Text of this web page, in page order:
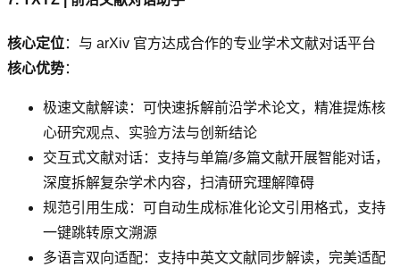
核心定位：与 arXiv 官方达成合作的专业学术文献对话平台
核心优势：
极速文献解读：可快速拆解前沿学术论文，精准提炼核
心研究观点、实验方法与创新结论
交互式文献对话：支持与单篇/多篇文献开展智能对话，
深度拆解复杂学术内容，扫清研究理解障碍
规范引用生成：可自动生成标准化论文引用格式，支持
一键跳转原文溯源
多语言双向适配：支持中英文文献同步解读，完美适配